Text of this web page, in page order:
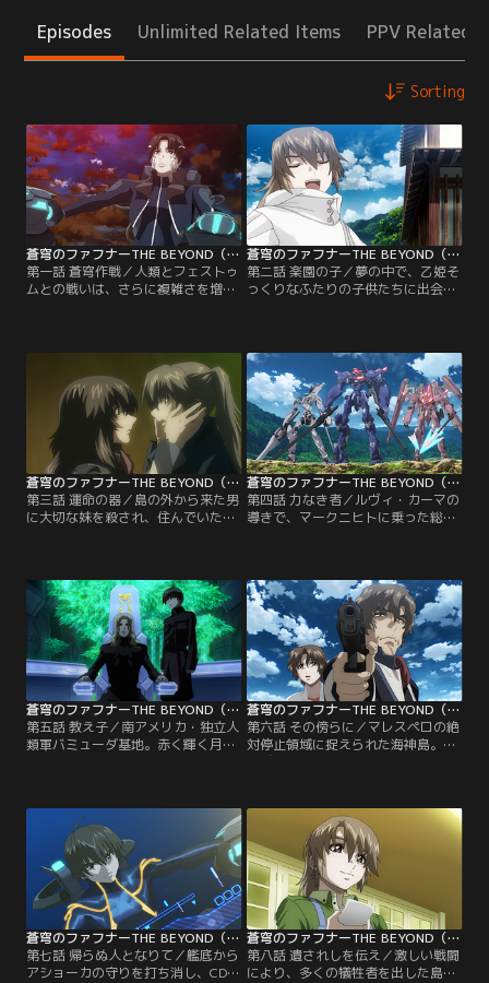
Episodes Unlimited Related Items PPV Related
Sorting
蒼穹のファフナーTHE BEYOND（TV Edition） 第01話
第一話 蒼穹作戦／人類とフェストゥ
ムとの戦いは、さらに複雑さを増し
込んだ真壁一騎ら竜宮島部隊はフェ
ストゥムとの激しい戦闘を繰り広げ
る。【提供：バンダイチャンネル】
蒼穹のファフナーTHE BEYOND（TV Edition） 第02話
第二話 楽園の子／夢の中で、乙姫そ
っくりなふたりの子供たちに出会っ
いた。夢から覚めるとそこはいつも
の平和な島。そしてどこまでも続く
青い海だった。優しい両親、生意気
だけどかわいい妹、気の置けない親
友。満ち足りた日常だが、総士の好
奇心は島の外に向かっていた。【提
供：バンダイチャンネル】
蒼穹のファフナーTHE BEYOND（TV Edition） 第03話
第三話 運命の器／島の外から来た男
に大切な妹を殺され、住んでいた島
目を覚ました総士は、島の人々--特
に一騎に反発し、反抗的な態度をと
る。史彦らは、この世界こそが現実
なのだと総士を説得しようとする
が……。【提供：バンダイチャンネ
ル】
蒼穹のファフナーTHE BEYOND（TV Edition） 第04話
第四話 力なき者／ルヴィ・カーマの
導きで、マークニヒトに乗った総
る。「こんな島、全部壊してや
る！」駄々をこねる子供のようにむ
き出しの敵意をやみくもにぶつける
総士を、零央たちは軽くいなす。そ
の様を美羽は悲しく見つめ、ひとり
立ち尽くしていた……。【提供：バ
ンダイチャンネル】
蒼穹のファフナーTHE BEYOND（TV Edition） 第05話
第五話 教え子／南アメリカ・独立人
類軍バミューダ基地。赤く輝く月の
は、軍服をまとった金髪碧眼の青
年。その傍らにはマリス・エクセル
シアと、新たな身体を作り上げたマ
レスペロの姿もあった。青年は、艦
隊を動かし海神島に総攻撃をかける
と宣言するが…。【提供：バンダイ
チャンネル】
蒼穹のファフナーTHE BEYOND（TV Edition） 第06話
第六話 その傍らに／マレスペロの絶
対停止領域に捉えられた海神島。ア
ルヴィスは脱出の方法を検討するが
＞のみが大気圏外の敵に対抗しうる
ただひとつの希望であるとの結論に
達する。総士は竜宮島の位置を探る
ため、再びマークニヒトに乗る機会
を与えられるが……。【提供：バン
ダイチャンネル】
蒼穹のファフナーTHE BEYOND（TV Edition） 第07話
第七話 帰らぬ人となりて／艦底から
アショーカの守りを打ち消し、CDC
蒼穹のファフナーTHE BEYOND（TV Edition） 第08話
第八話 遺されしを伝え／激しい戦闘
により、多くの犠牲者を出した島に